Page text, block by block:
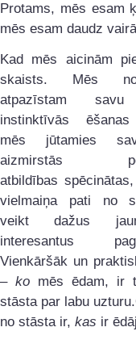
Protams, mēs esam
mēs esam daudz
Kad mēs aicinām
skaists. Mēs
atpazīstam
instinktīvās
mēs jūtamies
aizmirstās
atbildības
vielmaiņa pati no
veikt dažus
interesantus
Vienkāršāk un
– ko mēs ēdam, ir
stāsta par labu
no stāsta ir, kas ir